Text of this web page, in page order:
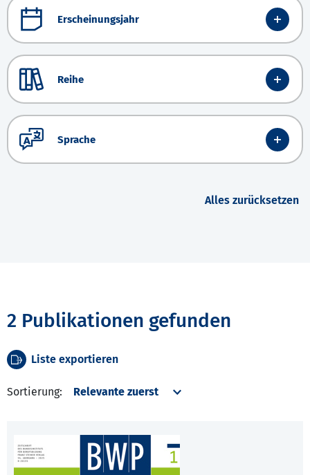
Erscheinungsjahr
Reihe
Sprache
Alles zurücksetzen
2 Publikationen gefunden
Liste exportieren
Sortierung: